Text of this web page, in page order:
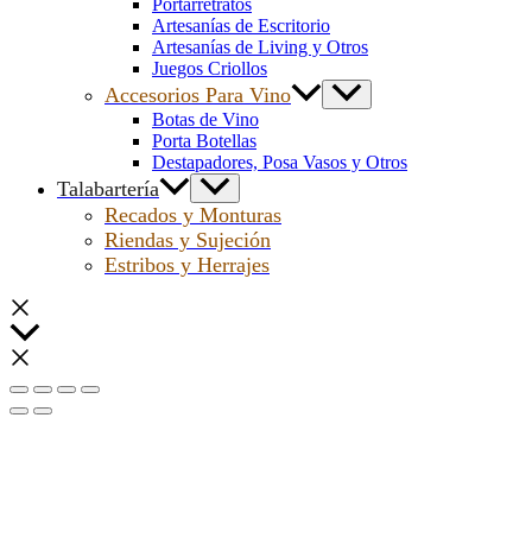
Artesanías de Escritorio
Artesanías de Living y Otros
Juegos Criollos
Accesorios Para Vino
Botas de Vino
Porta Botellas
Destapadores, Posa Vasos y Otros
Talabartería
Recados y Monturas
Riendas y Sujeción
Estribos y Herrajes